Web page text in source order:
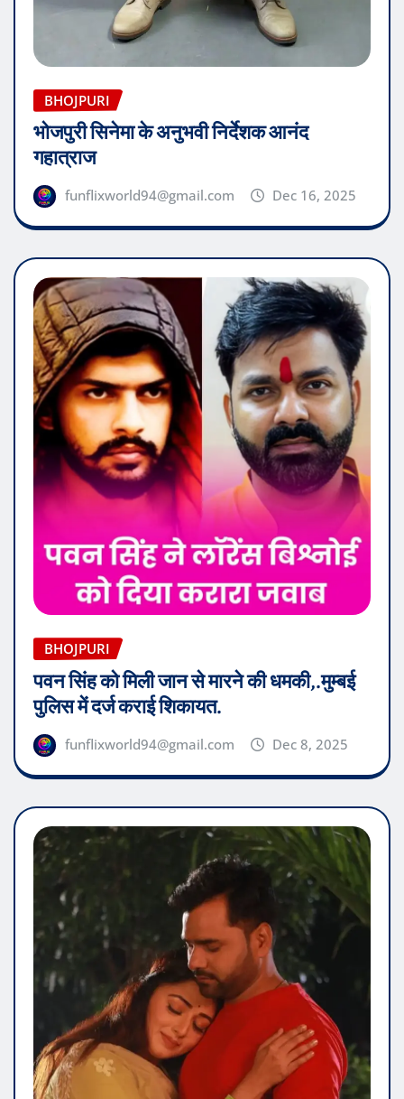
BHOJPURI
भोजपुरी सिनेमा के अनुभवी निर्देशक आनंद
गहात्राज
funflixworld94@gmail.com Dec 16, 2025
BHOJPURI
पवन सिंह को मिली जान से मारने की धमकी,.मुम्बई
पुलिस में दर्ज कराई शिकायत.
funflixworld94@gmail.com Dec 8, 2025